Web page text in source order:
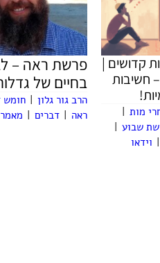
קדושים |
חשיבות
מות |
שבוע |
| וידאו
פרשת ראה –
בחיים של
הרב גור גלון | חומש
ראה | דברים |